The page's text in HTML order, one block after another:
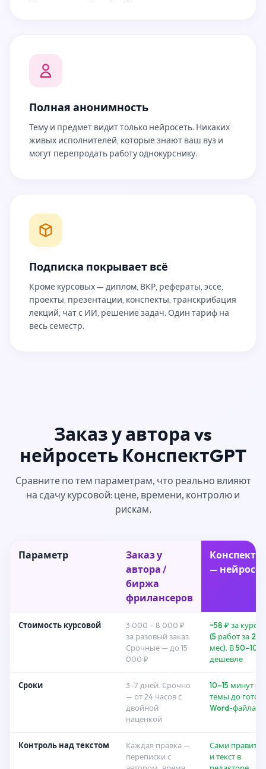
Полная анонимность
Тему и предмет видит только нейросеть. Никаких
живых исполнителей, которые знают ваш вуз и
могут перепродать работу однокурснику.
Подписка покрывает всё
Кроме курсовых — диплом, ВКР, рефераты, эссе,
проекты, презентации, конспекты, транскрибация
лекций, чат с ИИ, решение задач. Один тариф на
весь семестр.
Заказ у автора vs
нейросеть КонспектGPT
Сравните по тем параметрам, что реально влияют
на сдачу курсовой: цене, времени, контролю и
рискам.
Параметр
Заказ у
автора /
биржа
фрилансеров
—
Стоимость курсовой
3 000 – 8 000 ₽
за разовый заказ.
Срочные — до 15
000 ₽
~58 ₽ за
(5 работ за
мес). В 50–100
дешевле
Сроки
3–7 дней. Срочно
— от 24 часов с
двойной
наценкой
10–15 минут от
темы до
Word-файла.
Контроль над текстом
Каждая правка —
переписки с
Сами правите
и текст в